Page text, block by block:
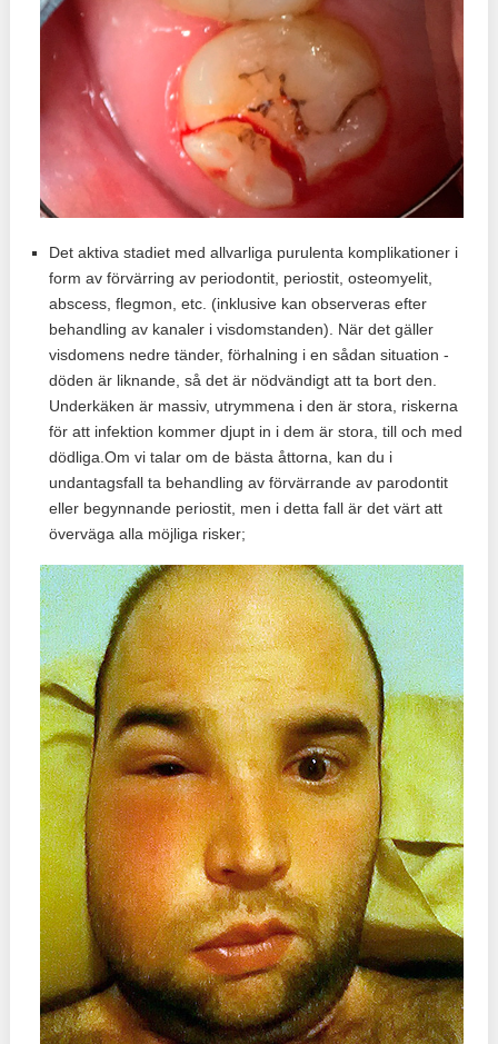
Det aktiva stadiet med allvarliga purulenta komplikationer i
form av förvärring av periodontit, periostit, osteomyelit,
abscess, flegmon, etc. (inklusive kan observeras efter
behandling av kanaler i visdomstanden). När det gäller
visdomens nedre tänder, förhalning i en sådan situation -
döden är liknande, så det är nödvändigt att ta bort den.
Underkäken är massiv, utrymmena i den är stora, riskerna
för att infektion kommer djupt in i dem är stora, till och med
dödliga.Om vi ​​talar om de bästa åttorna, kan du i
undantagsfall ta behandling av förvärrande av parodontit
eller begynnande periostit, men i detta fall är det värt att
överväga alla möjliga risker;